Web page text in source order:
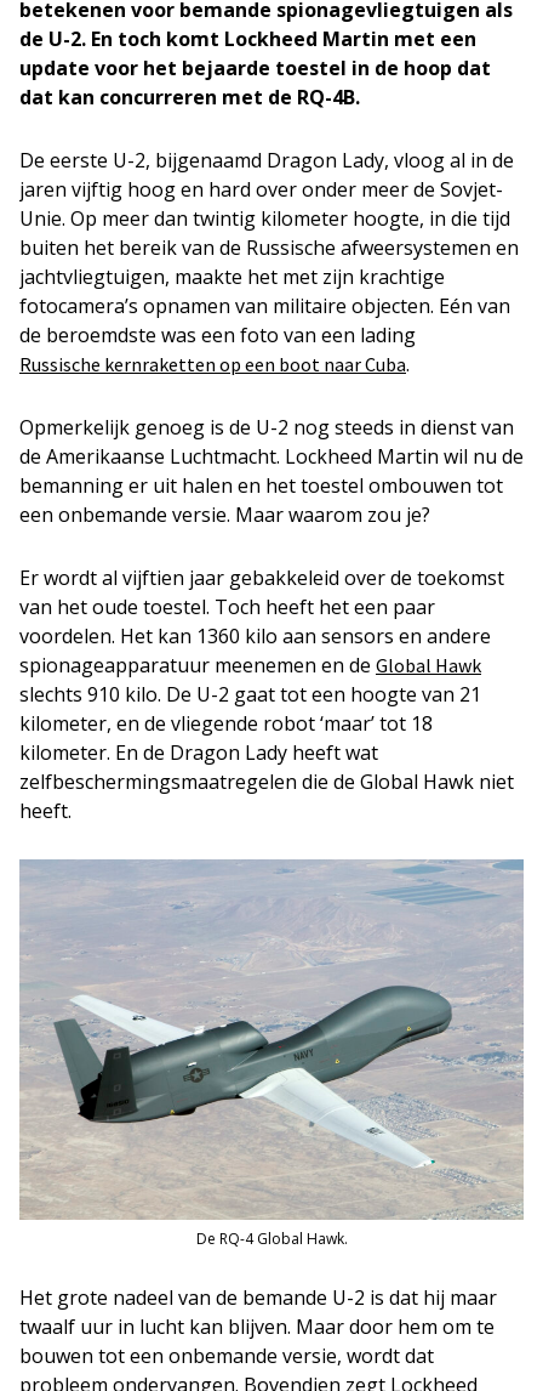
betekenen voor bemande spionagevliegtuigen als
de U-2. En toch komt Lockheed Martin met een
update voor het bejaarde toestel in de hoop dat
dat kan concurreren met de RQ-4B.
De eerste U-2, bijgenaamd Dragon Lady, vloog al in de
jaren vijftig hoog en hard over onder meer de Sovjet-
Unie. Op meer dan twintig kilometer hoogte, in die tijd
buiten het bereik van de Russische afweersystemen en
jachtvliegtuigen, maakte het met zijn krachtige
fotocamera’s opnamen van militaire objecten. Eén van
de beroemdste was een foto van een lading
Russische kernraketten op een boot naar Cuba.
Opmerkelijk genoeg is de U-2 nog steeds in dienst van
de Amerikaanse Luchtmacht. Lockheed Martin wil nu de
bemanning er uit halen en het toestel ombouwen tot
een onbemande versie. Maar waarom zou je?
Er wordt al vijftien jaar gebakkeleid over de toekomst
van het oude toestel. Toch heeft het een paar
voordelen. Het kan 1360 kilo aan sensors en andere
spionageapparatuur meenemen en de Global Hawk
slechts 910 kilo. De U-2 gaat tot een hoogte van 21
kilometer, en de vliegende robot ‘maar’ tot 18
kilometer. En de Dragon Lady heeft wat
zelfbeschermingsmaatregelen die de Global Hawk niet
heeft.
De RQ-4 Global Hawk.
Het grote nadeel van de bemande U-2 is dat hij maar
twaalf uur in lucht kan blijven. Maar door hem om te
bouwen tot een onbemande versie, wordt dat
probleem ondervangen. Bovendien zegt Lockheed